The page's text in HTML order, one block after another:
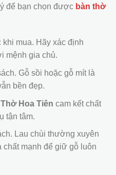
để bạn chọn được bàn thờ
mua. Hãy xác định
mệnh gia chủ.
Gỗ sồi hoặc gỗ mít là
bền đẹp.
Hoa Tiên cam kết chất
tận tâm.
Lau chùi thường xuyên
chất mạnh để giữ gỗ luôn